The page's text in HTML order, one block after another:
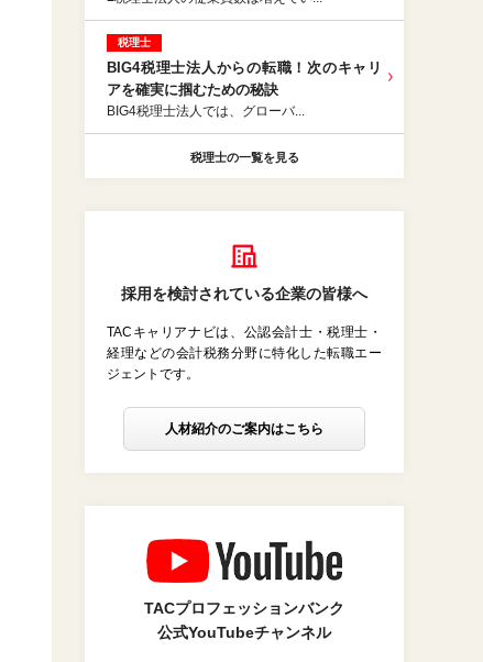
税理士
BIG4税理士法人からの転職！次のキャリ
アを確実に掴むための秘訣
BIG4税理士法人では、グローバ...
税理士の一覧を見る
採用を検討されている企業の皆様へ
TACキャリアナビは、公認会計士・税理士・
経理などの会計税務分野に特化した転職エー
ジェントです。
人材紹介のご案内はこちら
TACプロフェッションバンク
公式YouTubeチャンネル